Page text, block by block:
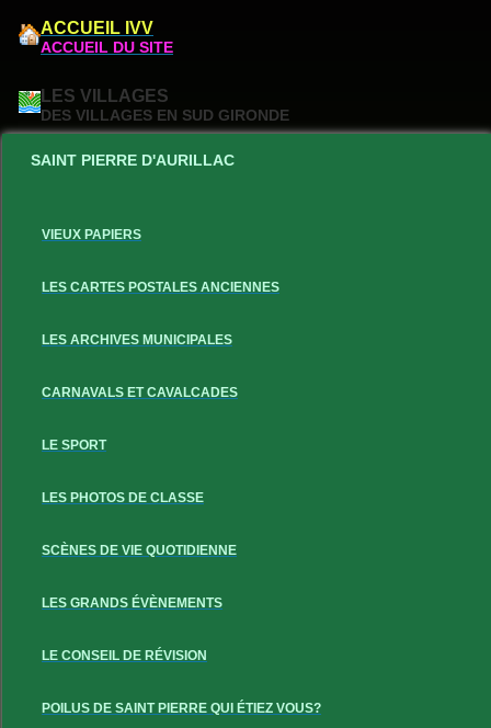
ACCUEIL IVV
ACCUEIL DU SITE
LES VILLAGES
DES VILLAGES EN SUD GIRONDE
SAINT PIERRE D'AURILLAC
VIEUX PAPIERS
LES CARTES POSTALES ANCIENNES
LES ARCHIVES MUNICIPALES
CARNAVALS ET CAVALCADES
LE SPORT
LES PHOTOS DE CLASSE
SCÈNES DE VIE QUOTIDIENNE
LES GRANDS ÉVÈNEMENTS
LE CONSEIL DE RÉVISION
POILUS DE SAINT PIERRE QUI ÉTIEZ VOUS?